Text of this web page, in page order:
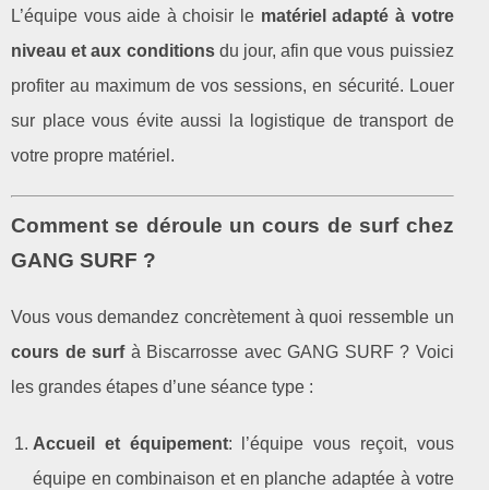
L’équipe vous aide à choisir le matériel adapté à votre
niveau et aux conditionsdu jour, afin que vous puissiez
profiter au maximum de vos sessions, en sécurité. Louer
sur place vous évite aussi la logistique de transport de
votre propre matériel.
Comment se déroule un cours de surf chez
GANG SURF ?
Vous vous demandez concrètement à quoi ressemble un
cours de surfà Biscarrosse avec GANG SURF ? Voici
les grandes étapes d’une séance type :
Accueil et équipement: l’équipe vous reçoit, vous
équipe en combinaison et en planche adaptée à votre